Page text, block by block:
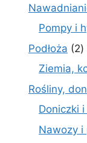
Pompy i
Podłoża 22
Ziemia,
Rośliny,
Doniczki i
Nawozy i